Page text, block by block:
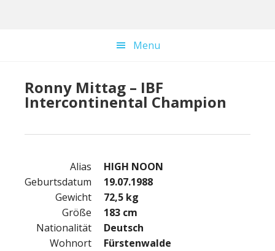
Menu
Ronny Mittag – IBF
Intercontinental Champion
Alias
Geburtsdatum
Gewicht
Größe
Nationalität
Wohnort
HIGH NOON
19.07.1988
72,5 kg
183 cm
Deutsch
Fürstenwalde